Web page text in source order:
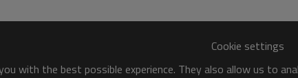
Cookie settings
with the best possible experience. They also allow us to